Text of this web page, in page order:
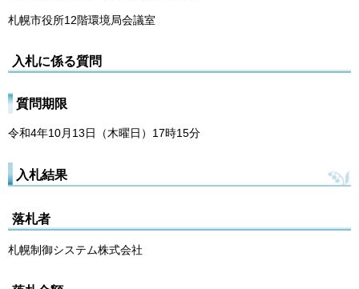
札幌市役所12階環境局会議室
入札に係る質問
質問期限
令和4年10月13日（木曜日）17時15分
入札結果
落札者
札幌制御システム株式会社